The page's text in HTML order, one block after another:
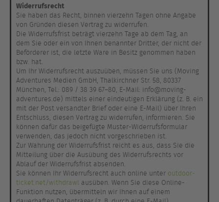
Widerrufsrecht
Sie haben das Recht, binnen vierzehn Tagen ohne Angabe
von Gründen diesen Vertrag zu widerrufen.
Die Widerrufsfrist beträgt vierzehn Tage ab dem Tag, an
dem Sie oder ein von Ihnen benannter Dritter, der nicht der
Beförderer ist, die letzte Ware in Besitz genommen haben
bzw. hat.
Um Ihr Widerrufsrecht auszuüben, müssen Sie uns (Moving
Adventures Medien GmbH, Thalkirchner Str. 58, 80337
München, Tel.: 089 / 38 39 67–80, E-Mail: info@moving-
adventures.de) mittels einer eindeutigen Erklärung (z. B. ein
mit der Post versandter Brief oder eine E-Mail) über Ihren
Entschluss, diesen Vertrag zu widerrufen, informieren. Sie
können dafür das beigefügte Muster-Widerrufsformular
verwenden, das jedoch nicht vorgeschrieben ist.
Zur Wahrung der Widerrufsfrist reicht es aus, dass Sie die
Mitteilung über die Ausübung des Widerrufsrechts vor
Ablauf der Widerrufsfrist absenden.
Sie können Ihr Widerrufsrecht auch online unter outdoor-
ticket.net/withdrawl ausüben. Wenn Sie diese Online-
Funktion nutzen, übermitteln wir Ihnen auf einem